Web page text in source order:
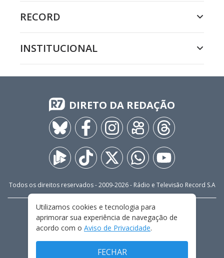
RECORD
INSTITUCIONAL
DIRETO DA REDAÇÃO
Todos os direitos reservados - 2009-2026- Rádio e Televisão Record S.A
FALE CONOSCO
PRIVACIDADE
TERMOS E CONDIÇÕES DE USO
Utilizamos cookies e tecnologia para
aprimorar sua experiência de navegação de
acordo com o Aviso de Privacidade.
FECHAR